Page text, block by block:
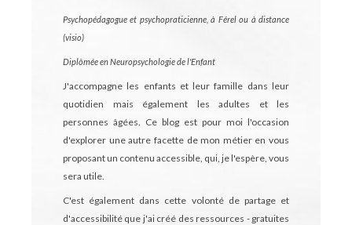
Psychopédagogue et psychopraticienne, à Férel ou à distance
(visio)
Diplômée en Neuropsychologie de l'Enfant
J'accompagne les enfants et leur famille dans leur
quotidien mais également les adultes et les
personnes âgées. Ce blog est pour moi l'occasion
d'explorer une autre facette de mon métier en vous
proposant un contenu accessible, qui, je l'espère, vous
sera utile.
C'est également dans cette volonté de partage et
d'accessibilité que j'ai créé des ressources - gratuites